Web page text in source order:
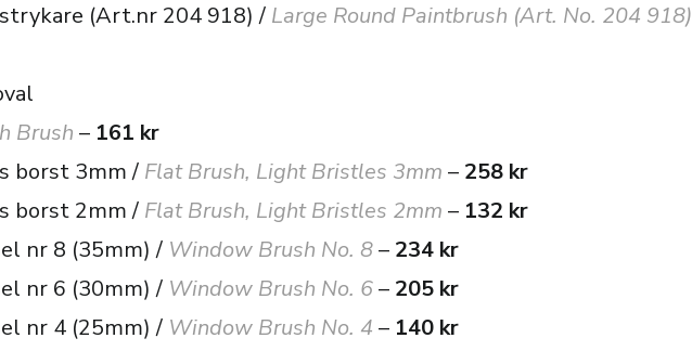
(Art.nr 204 918) / Large Round Paintbrush (Art. No. 204 918)
Brush – 161 kr
borst 3mm / Flat Brush, Light Bristles 3mm – 258 kr
borst 2mm / Flat Brush, Light Bristles 2mm – 132 kr
nr 8 (35mm) / Window Brush No. 8– 234 kr
nr 6 (30mm) / Window Brush No. 6– 205 kr
nr 4 (25mm) / Window Brush No. 4 – 140 kr